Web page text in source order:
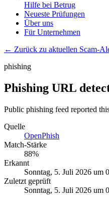
Hilfe bei Betrug
Neueste Prüfungen
Über uns
Für Unternehmen
← Zurück zu aktuellen Scam-
phishing
Phishing URL
Public phishing feed reported
Quelle
OpenPhish
Match-Stärke
88%
Erkannt
Sonntag, 5. Juli 2026 um
Zuletzt geprüft
Sonntag, 5. Juli 2026 um